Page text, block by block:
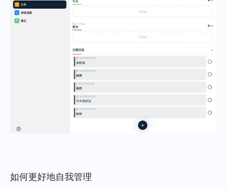
如何更好地自我管理